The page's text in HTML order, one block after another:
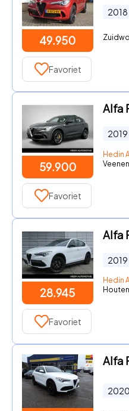
49.950
2018
Favoriet
59.900
2019
Hedin
Favoriet
28.945
2019
Hedin
Houten
Favoriet
2020